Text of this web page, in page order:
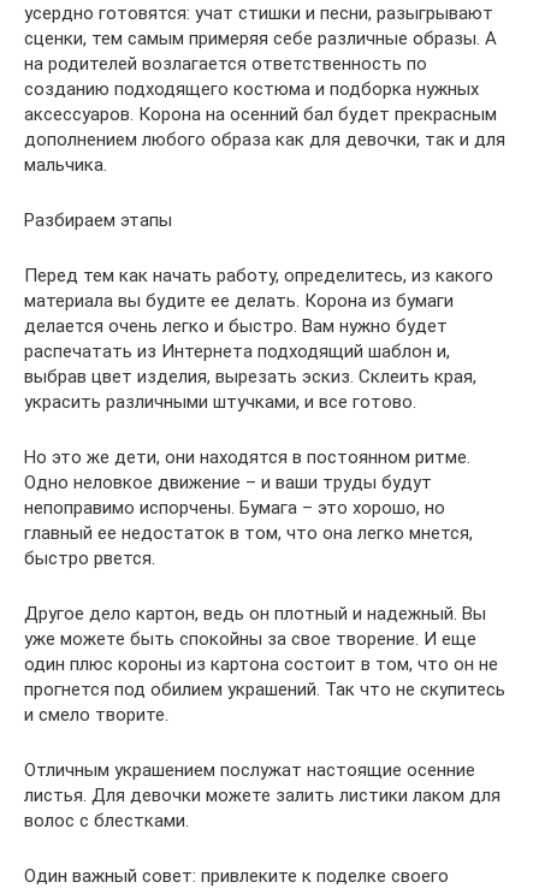
усердно готовятся: учат стишки и песни, разыгрывают
сценки, тем самым примеряя себе различные образы. А
на родителей возлагается ответственность по
созданию подходящего костюма и подборка нужных
аксессуаров. Корона на осенний бал будет прекрасным
дополнением любого образа как для девочки, так и для
мальчика.
Разбираем этапы
Перед тем как начать работу, определитесь, из какого
материала вы будите ее делать. Корона из бумаги
делается очень легко и быстро. Вам нужно будет
распечатать из Интернета подходящий шаблон и,
выбрав цвет изделия, вырезать эскиз. Склеить края,
украсить различными штучками, и все готово.
Но это же дети, они находятся в постоянном ритме.
Одно неловкое движение – и ваши труды будут
непоправимо испорчены. Бумага – это хорошо, но
главный ее недостаток в том, что она легко мнется,
быстро рвется.
Другое дело картон, ведь он плотный и надежный. Вы
уже можете быть спокойны за свое творение. И еще
один плюс короны из картона состоит в том, что он не
прогнется под обилием украшений. Так что не скупитесь
и смело творите.
Отличным украшением послужат настоящие осенние
листья. Для девочки можете залить листики лаком для
волос с блестками.
Один важный совет: привлеките к поделке своего